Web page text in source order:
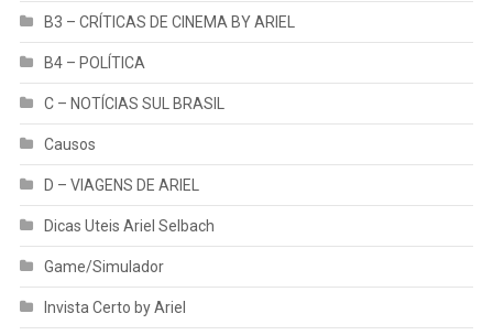
B3 – CRÍTICAS DE CINEMA BY ARIEL
B4 – POLÍTICA
C – NOTÍCIAS SUL BRASIL
Causos
D – VIAGENS DE ARIEL
Dicas Uteis Ariel Selbach
Game/Simulador
Invista Certo by Ariel